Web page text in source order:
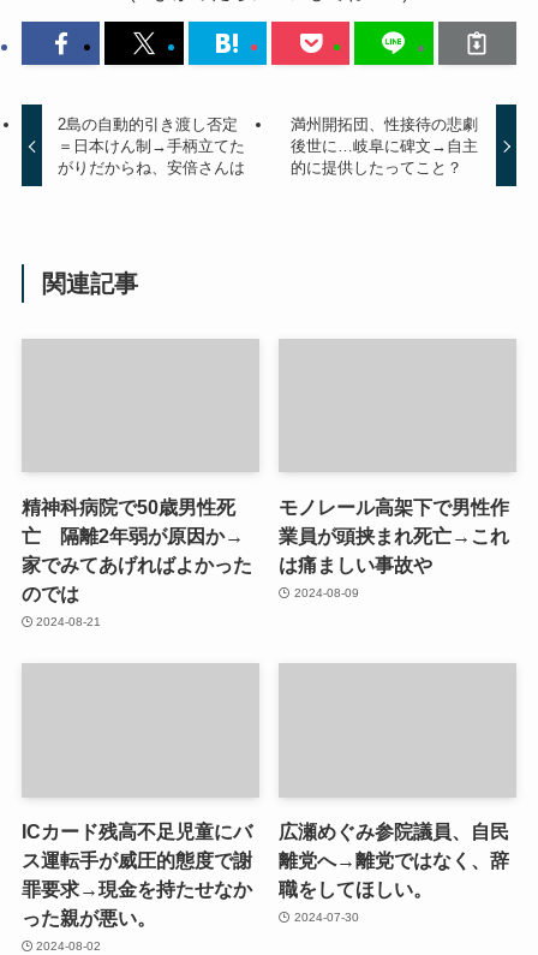
2島の自動的引き渡し否定
＝日本けん制→手柄立てた
がりだからね、安倍さんは
満州開拓団、性接待の悲劇
後世に…岐阜に碑文→自主
的に提供したってこと？
関連記事
精神科病院で50歳男性死
亡 隔離2年弱が原因か→
家でみてあげればよかった
のでは
2024-08-21
モノレール高架下で男性作
業員が頭挟まれ死亡→これ
は痛ましい事故や
2024-08-09
ICカード残高不足児童にバ
ス運転手が威圧的態度で謝
罪要求→現金を持たせなか
った親が悪い。
2024-08-02
広瀬めぐみ参院議員、自民
離党へ→離党ではなく、辞
職をしてほしい。
2024-07-30